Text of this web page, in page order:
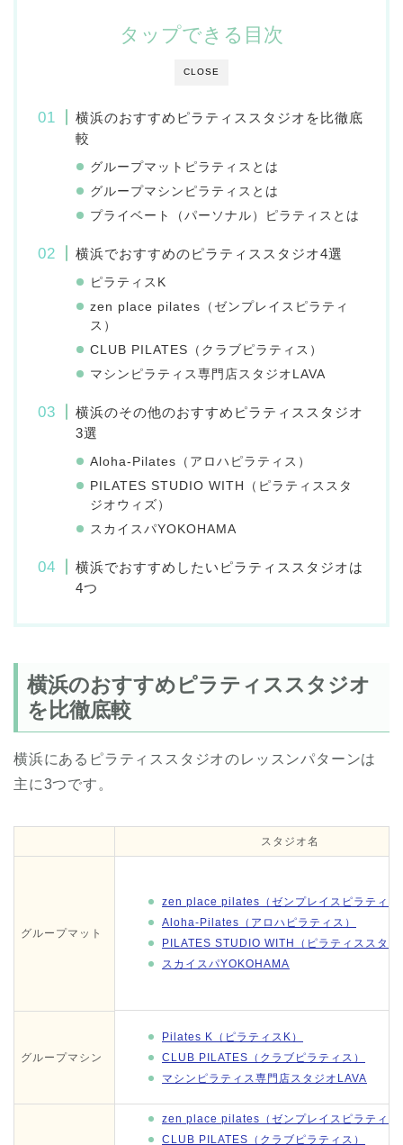
CLOSE
タップできる目次
横浜のおすすめピラティススタジオを比徹底
較
グループマットピラティスとは
グループマシンピラティスとは
プライベート（パーソナル）ピラティスとは
横浜でおすすめのピラティススタジオ4選
ピラティスK
zen place pilates（ゼンプレイスピラティ
ス）
CLUB PILATES（クラブピラティス）
マシンピラティス専門店スタジオLAVA
横浜のその他のおすすめピラティススタジオ
3選
Aloha-Pilates（アロハピラティス）
PILATES STUDIO WITH（ピラティススタ
ジオウィズ）
スカイスパYOKOHAMA
横浜でおすすめしたいピラティススタジオは
4つ
横浜のおすすめピラティススタジオ
を比徹底較
横浜にあるピラティススタジオのレッスンパターンは
主に3つです。
スタジオ名
グループマット
zen place pilates（ゼンプレイスピラティス
Aloha-Pilates（アロハピラティス）
PILATES STUDIO WITH（ピラティススタジ
スカイスパYOKOHAMA
グループマシン
Pilates K（ピラティスK）
CLUB PILATES（クラブピラティス）
マシンピラティス専門店スタジオLAVA
zen place pilates（ゼンプレイスピラティス
CLUB PILATES（クラブピラティス）